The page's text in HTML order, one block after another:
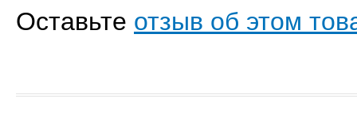
Оставьте отзыв об этом